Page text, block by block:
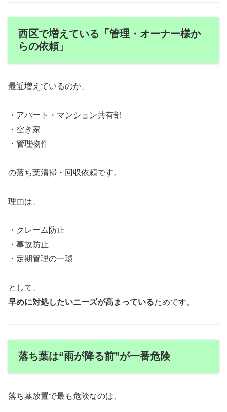
西区で増えている「管理・オーナー様か
らの依頼」
最近増えているのが、
・アパート・マンション共有部
・空き家
・管理物件
の落ち葉清掃・回収依頼です。
理由は、
・クレーム防止
・事故防止
・定期管理の一環
として、
早めに対処したいニーズが高まっているためです。
落ち葉は“雨が降る前”が一番危険
落ち葉放置で最も危険なのは、